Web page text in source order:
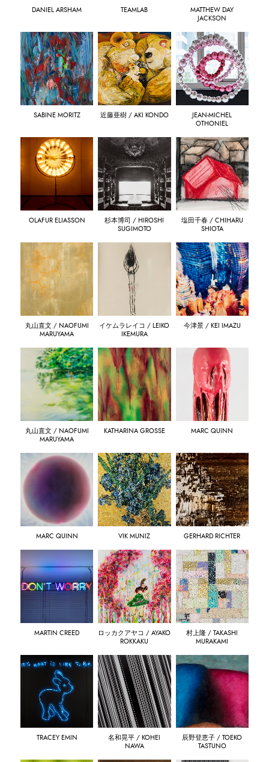
DANIEL ARSHAM TEAMLAB
MATTHEW DAY
JACKSON
SABINE MORITZ 近藤亜樹 / AKI KONDO
JEAN-MICHEL
OTHONIEL
OLAFUR ELIASSON
杉本博司 / HIROSHI
SUGIMOTO
塩田千春 / CHIHARU
SHIOTA
丸山直文 / NAOFUMI
MARUYAMA
イケムラレイコ / LEIKO
IKEMURA
今津景 / KEI IMAZU
丸山直文 / NAOFUMI
MARUYAMA
KATHARINA GROSSE MARC QUINN
MARC QUINN VIK MUNIZ GERHARD RICHTER
MARTIN CREED
ロッカクアヤコ / AYAKO
ROKKAKU
村上隆 / TAKASHI
MURAKAMI
TRACEY EMIN
名和晃平 / KOHEI
NAWA
辰野登恵子 / TOEKO
TASTUNO